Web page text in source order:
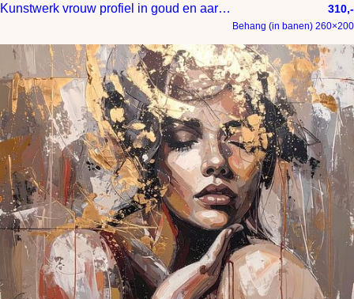
Kunstwerk vrouw profiel in goud en aardse tinten 310,-
Behang (in banen) 260×200